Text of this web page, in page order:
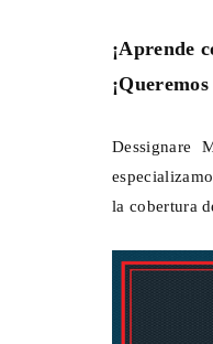
¡Aprende
Dessignare
la cobertura